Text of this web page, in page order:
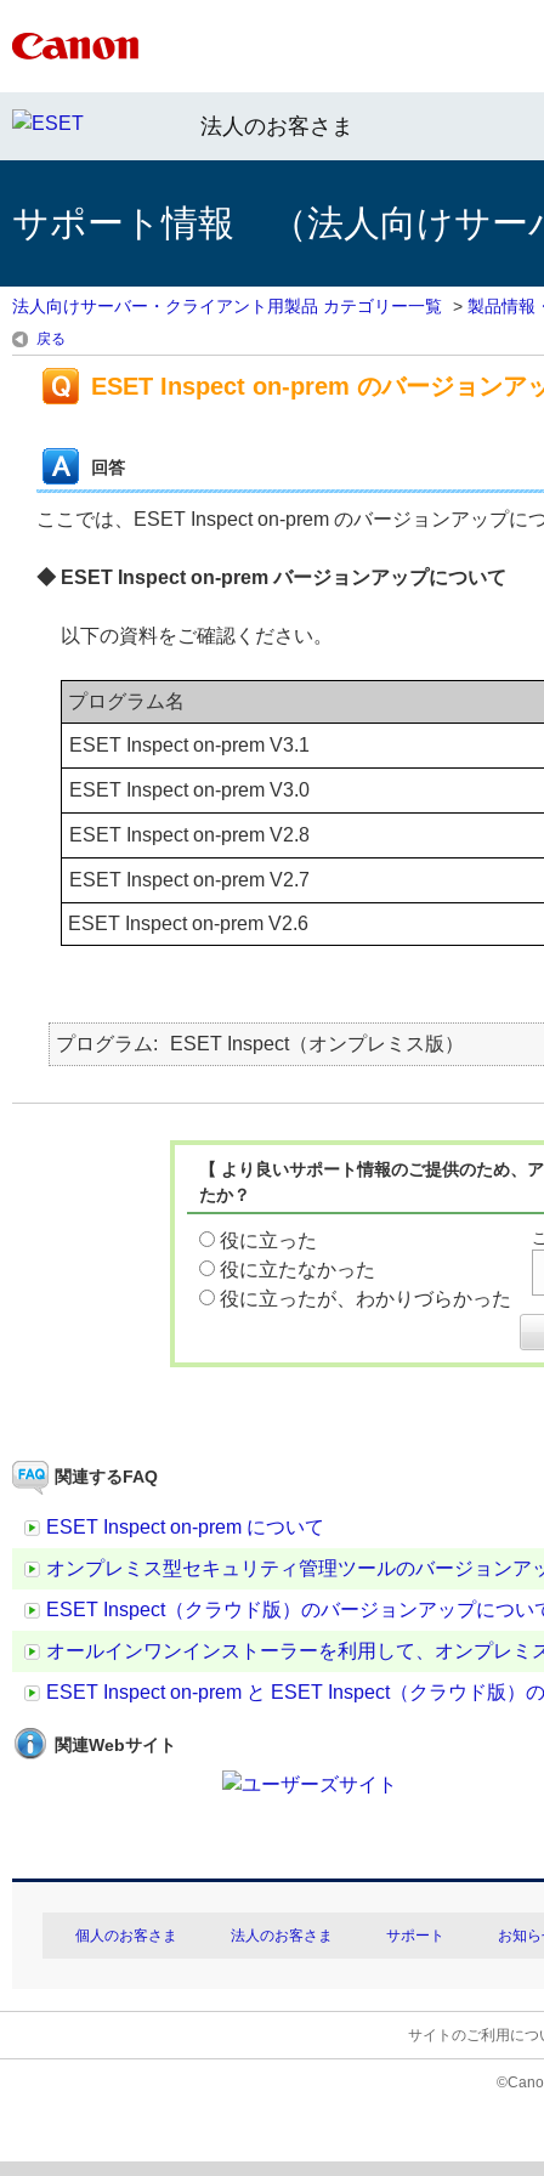
法人のお客さま
サポート情報 （法人向けサー
法人向けサーバー・クライアント用製品 カテゴリー一覧 > 製品情報
戻る
ESET Inspect on-prem のバージョンア
回答
ここでは、ESET Inspect on-prem のバージョンアップに
◆ ESET Inspect on-prem バージョンアップについて
以下の資料をご確認ください。
プログラム名
ESET Inspect on-prem V3.1
ESET Inspect on-prem V3.0
ESET Inspect on-prem V2.8
ESET Inspect on-prem V2.7
ESET Inspect on-prem V2.6
プログラム ESET Inspect（オンプレミス版）
【 より良いサポート情報のご提供のため
たか？
役に立った
役に立たなかった
役に立ったが、わかりづらかった
関連するFAQ
ESET Inspect on-prem について
オンプレミス型セキュリティ管理ツールのバージョンア
ESET Inspect（クラウド版）のバージョンアップについ
オールインワンインストーラーを利用して、オンプレ
ESET Inspect on-prem と ESET Inspect（クラウド版）
関連Webサイト
個人のお客さま 法人のお客さま サポート お知
サイトのご利用につ